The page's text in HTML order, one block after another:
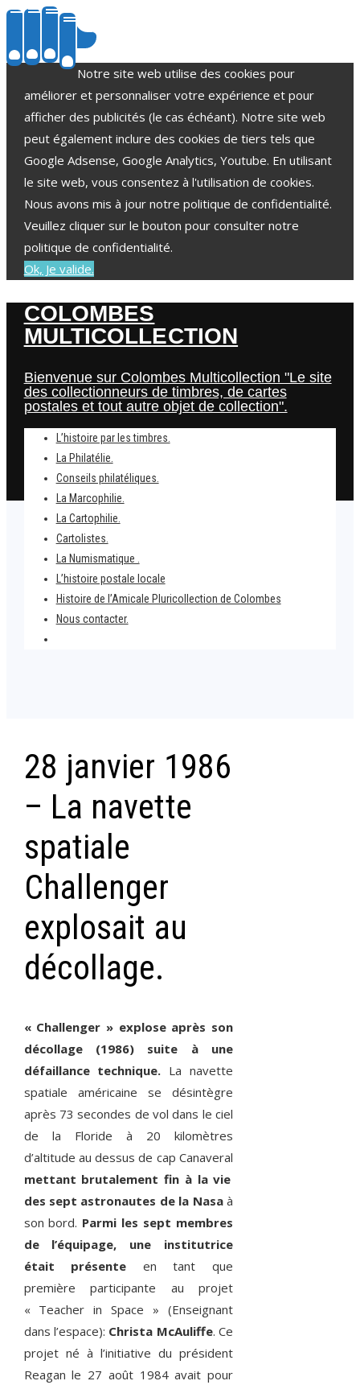
Notre site web utilise des cookies pour
améliorer et personnaliser votre expérience et pour
afficher des publicités (le cas échéant). Notre site web
peut également inclure des cookies de tiers tels que
Google Adsense, Google Analytics, Youtube. En utilisant
le site web, vous consentez à l'utilisation de cookies.
Nous avons mis à jour notre politique de confidentialité.
Veuillez cliquer sur le bouton pour consulter notre
politique de confidentialité.
Ok, Je valide.
COLOMBES
MULTICOLLECTION
Bienvenue sur Colombes Multicollection "Le site
des collectionneurs de timbres, de cartes
postales et tout autre objet de collection".
L’histoire par les timbres.
La Philatélie.
Conseils philatéliques.
La Marcophilie.
La Cartophilie.
Cartolistes.
La Numismatique .
L’histoire postale locale
Histoire de l’Amicale Pluricollection de Colombes
Nous contacter.
Home
28 janvier 1986 – La navette spatiale Challenger
28 janvier 1986
– La navette
spatiale
Challenger
explosait au
décollage.
« Challenger » explose après son
décollage (1986) suite à une
défaillance technique. La navette
spatiale américaine se désintègre
après 73 secondes de vol dans le ciel
de la Floride à 20 kilomètres
d’altitude au dessus de cap Canaveral
mettant brutalement fin à la vie
des sept astronautes de la Nasaà
son bord. Parmi les sept membres
de l’équipage, une institutrice
était présente en tant que
première participante au projet
« Teacher in Space » (Enseignant
dans l’espace): Christa McAuliffe. Ce
projet né à l’initiative du président
Reagan le 27 août 1984 avait pour